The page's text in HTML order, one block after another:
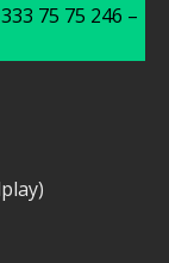
75 75 246 –